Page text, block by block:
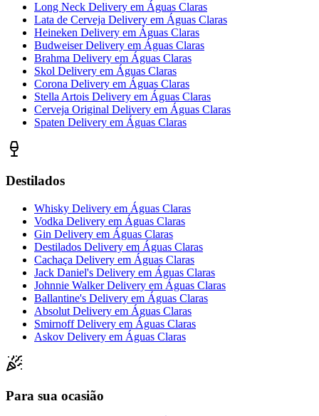
Long Neck Delivery em Águas Claras
Lata de Cerveja Delivery em Águas Claras
Heineken Delivery em Águas Claras
Budweiser Delivery em Águas Claras
Brahma Delivery em Águas Claras
Skol Delivery em Águas Claras
Corona Delivery em Águas Claras
Stella Artois Delivery em Águas Claras
Cerveja Original Delivery em Águas Claras
Spaten Delivery em Águas Claras
Destilados
Whisky Delivery em Águas Claras
Vodka Delivery em Águas Claras
Gin Delivery em Águas Claras
Destilados Delivery em Águas Claras
Cachaça Delivery em Águas Claras
Jack Daniel's Delivery em Águas Claras
Johnnie Walker Delivery em Águas Claras
Ballantine's Delivery em Águas Claras
Absolut Delivery em Águas Claras
Smirnoff Delivery em Águas Claras
Askov Delivery em Águas Claras
Para sua ocasião